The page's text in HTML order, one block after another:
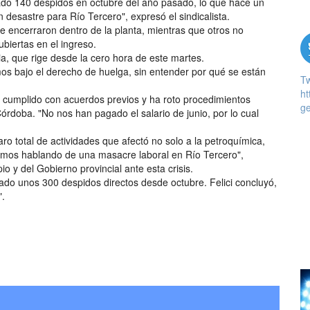
para Río Tercero", expresó el sindicalista.
encerraron dentro de la planta, mientras que otros no
en el ingreso.
que rige desde la cero hora de este martes.
bajo el derecho de huelga, sin entender por qué se están
con acuerdos previos y ha roto procedimientos
"No nos han pagado el salario de junio, por lo cual
total de actividades que afectó no solo a la petroquímica,
hablando de una masacre laboral en Río Tercero",
y del Gobierno provincial ante esta crisis.
unos 300 despidos directos desde octubre. Felici concluyó,